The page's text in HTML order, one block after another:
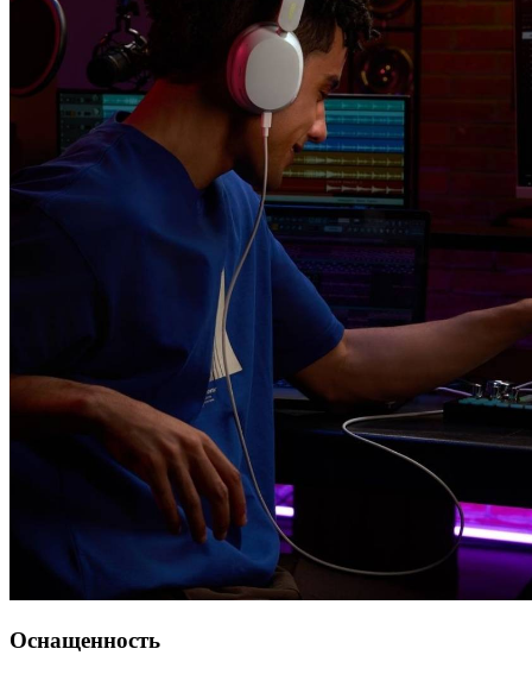
Оснащенность